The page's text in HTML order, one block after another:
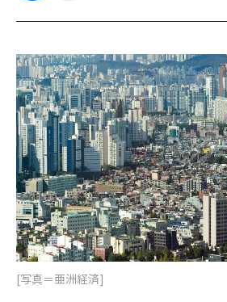
c
b
o
o
k
i
t
e
r
[写真＝亜洲経済]